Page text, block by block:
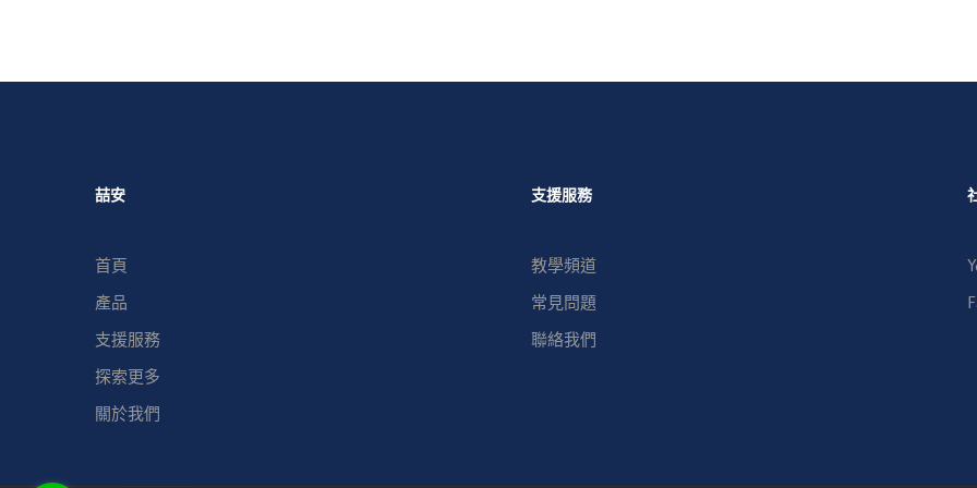
喆安
首頁
產品
支援服務
探索更多
關於我們
支援服務
教學頻道
常見問題
聯絡我們